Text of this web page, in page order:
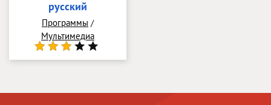
русский
Программы /
Мультимедиа